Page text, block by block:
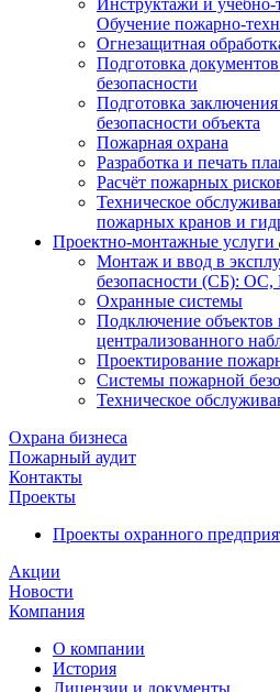
Инструктажи и учебно-
Обучение пожарно-
Огнезащитная
Подготовка
безопасности
Подготовка
безопасности объекта
Пожарная охрана
Разработка и печать
Расчёт пожарных
Техническое
пожарных кранов и
Проектно-монтажные услуги
Монтаж и ввод в
безопасности (СБ):
Охранные системы
Подключение объектов
централизованного
Проектирование
Системы пожарной
Техническое
Охрана бизнеса
Пожарный аудит
Контакты
Проекты
Проекты охранного
Акции
Новости
Компания
О компании
История
Лицензии и документы